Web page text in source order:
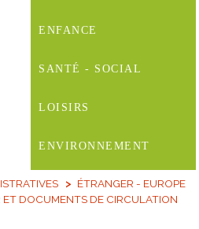
ENFANCE
SANTÉ - SOCIAL
LOISIRS
ENVIRONNEMENT
ÉTRANGER - EUROPE
ET DOCUMENTS DE CIRCULATION